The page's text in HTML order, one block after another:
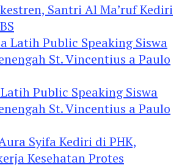
Santri Al Ma’ruf Kediri
Public Speaking Siswa
St. Vincentius a Paulo